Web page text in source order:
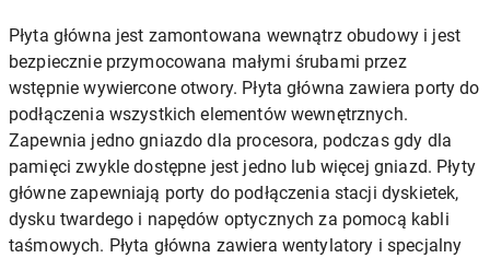
Płyta główna jest zamontowana wewnątrz obudowy i jest
bezpiecznie przymocowana małymi śrubami przez
wstępnie wywiercone otwory. Płyta główna zawiera porty do
podłączenia wszystkich elementów wewnętrznych.
Zapewnia jedno gniazdo dla procesora, podczas gdy dla
pamięci zwykle dostępne jest jedno lub więcej gniazd. Płyty
główne zapewniają porty do podłączenia stacji dyskietek,
dysku twardego i napędów optycznych za pomocą kabli
taśmowych. Płyta główna zawiera wentylatory i specjalny